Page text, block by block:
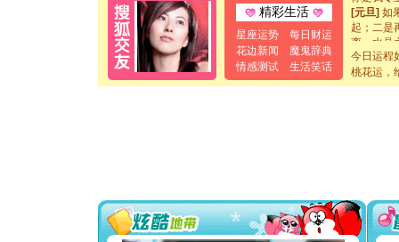
精彩生活
星座运势
每日财运
花边新闻
魔鬼辞典
情感测试
生活笑话
[元旦] 如
起；二是
离。水晶
[元旦]当
泣，这痛
你太多，
要平安
[圣诞节]
今日运程
桃花运，